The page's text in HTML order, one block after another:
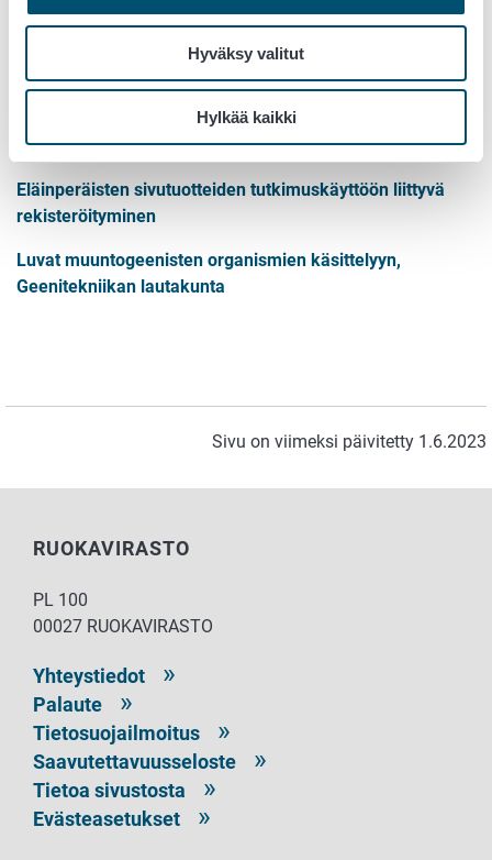
Hyväksy valitut
Hylkää kaikki
Laboratorioita koskevia muita
lupamenettelyitä
Lupa eläinperäisten näytteiden tuontiin EU:n ulkopuolelta
Eläinperäisten sivutuotteiden tutkimuskäyttöön liittyvä
rekisteröityminen
Luvat muuntogeenisten organismien käsittelyyn,
Geenitekniikan lautakunta
Sivu on viimeksi päivitetty 1.6.2023
RUOKAVIRASTO
PL 100
00027 RUOKAVIRASTO
Yhteystiedot
Palaute
Tietosuojailmoitus
Saavutettavuusseloste
Tietoa sivustosta
Evästeasetukset